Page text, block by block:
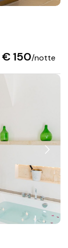
€ 150/notte